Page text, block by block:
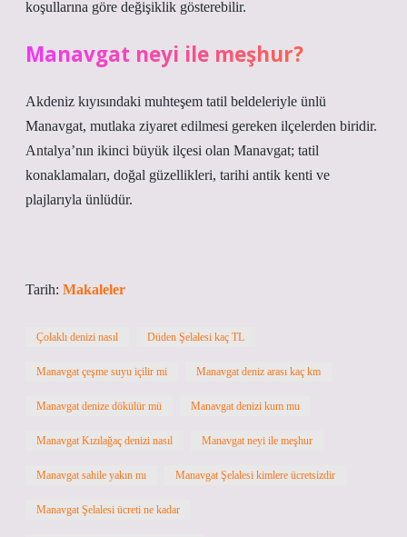
koşullarına göre değişiklik gösterebilir.
Manavgat neyi ile meşhur?
Akdeniz kıyısındaki muhteşem tatil beldeleriyle ünlü
Manavgat, mutlaka ziyaret edilmesi gereken ilçelerden biridir.
Antalya’nın ikinci büyük ilçesi olan Manavgat; tatil
konaklamaları, doğal güzellikleri, tarihi antik kenti ve
plajlarıyla ünlüdür.
Tarih: Makaleler
Çolaklı denizi nasıl Düden Şelalesi kaç TL
Manavgat çeşme suyu içilir mi Manavgat deniz arası kaç km
Manavgat denize dökülür mü Manavgat denizi kum mu
Manavgat Kızılağaç denizi nasıl Manavgat neyi ile meşhur
Manavgat sahile yakın mı Manavgat Şelalesi kimlere ücretsizdir
Manavgat Şelalesi ücreti ne kadar